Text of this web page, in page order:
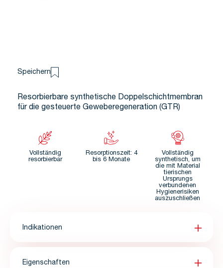
Speichern
Resorbierbare synthetische Doppelschichtmembran
für die gesteuerte Geweberegeneration (GTR)
Vollständig
resorbierbar
Resorptionszeit: 4
bis 6 Monate
Vollständig
synthetisch, um
die mit Material
tierischen
Ursprungs
verbundenen
Hygienerisiken
auszuschließen
Indikationen
Eigenschaften